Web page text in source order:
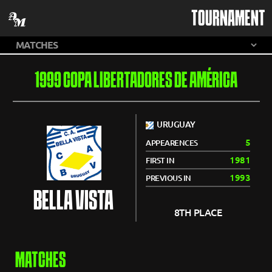
TOURNAMENT
1999 COPA LIBERTADORES DE AMÉRICA
BELLA VISTA
URUGUAY
APPEARENCES 5
FIRST IN 1981
PREVIOUS IN 1993
8TH PLACE
MATCHES